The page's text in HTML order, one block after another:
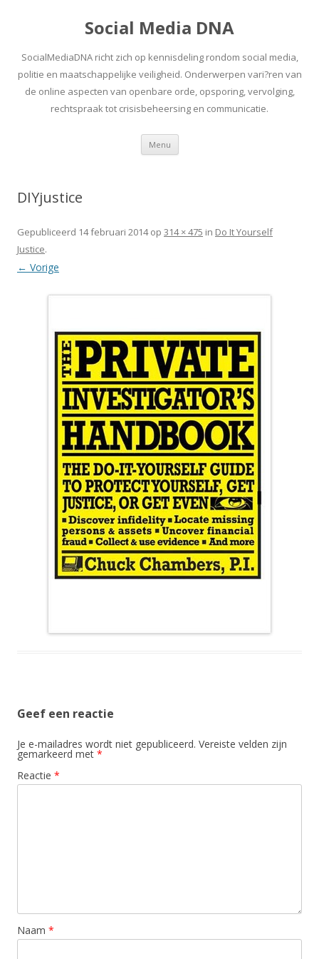
Social Media DNA
SocialMediaDNA richt zich op kennisdeling rondom social media,
politie en maatschappelijke veiligheid. Onderwerpen vari?ren van
de online aspecten van openbare orde, opsporing, vervolging,
rechtspraak tot crisisbeheersing en communicatie.
Menu Spring
inhoud
DIYjustice
Gepubliceerd 14 februari 2014op 314 × 475 in Do It Yourself
Justice.
← Vorige
Geef een reactie
Je e-mailadres wordt niet gepubliceerd. Vereiste velden zijn
gemarkeerd met *
Reactie *
Naam *